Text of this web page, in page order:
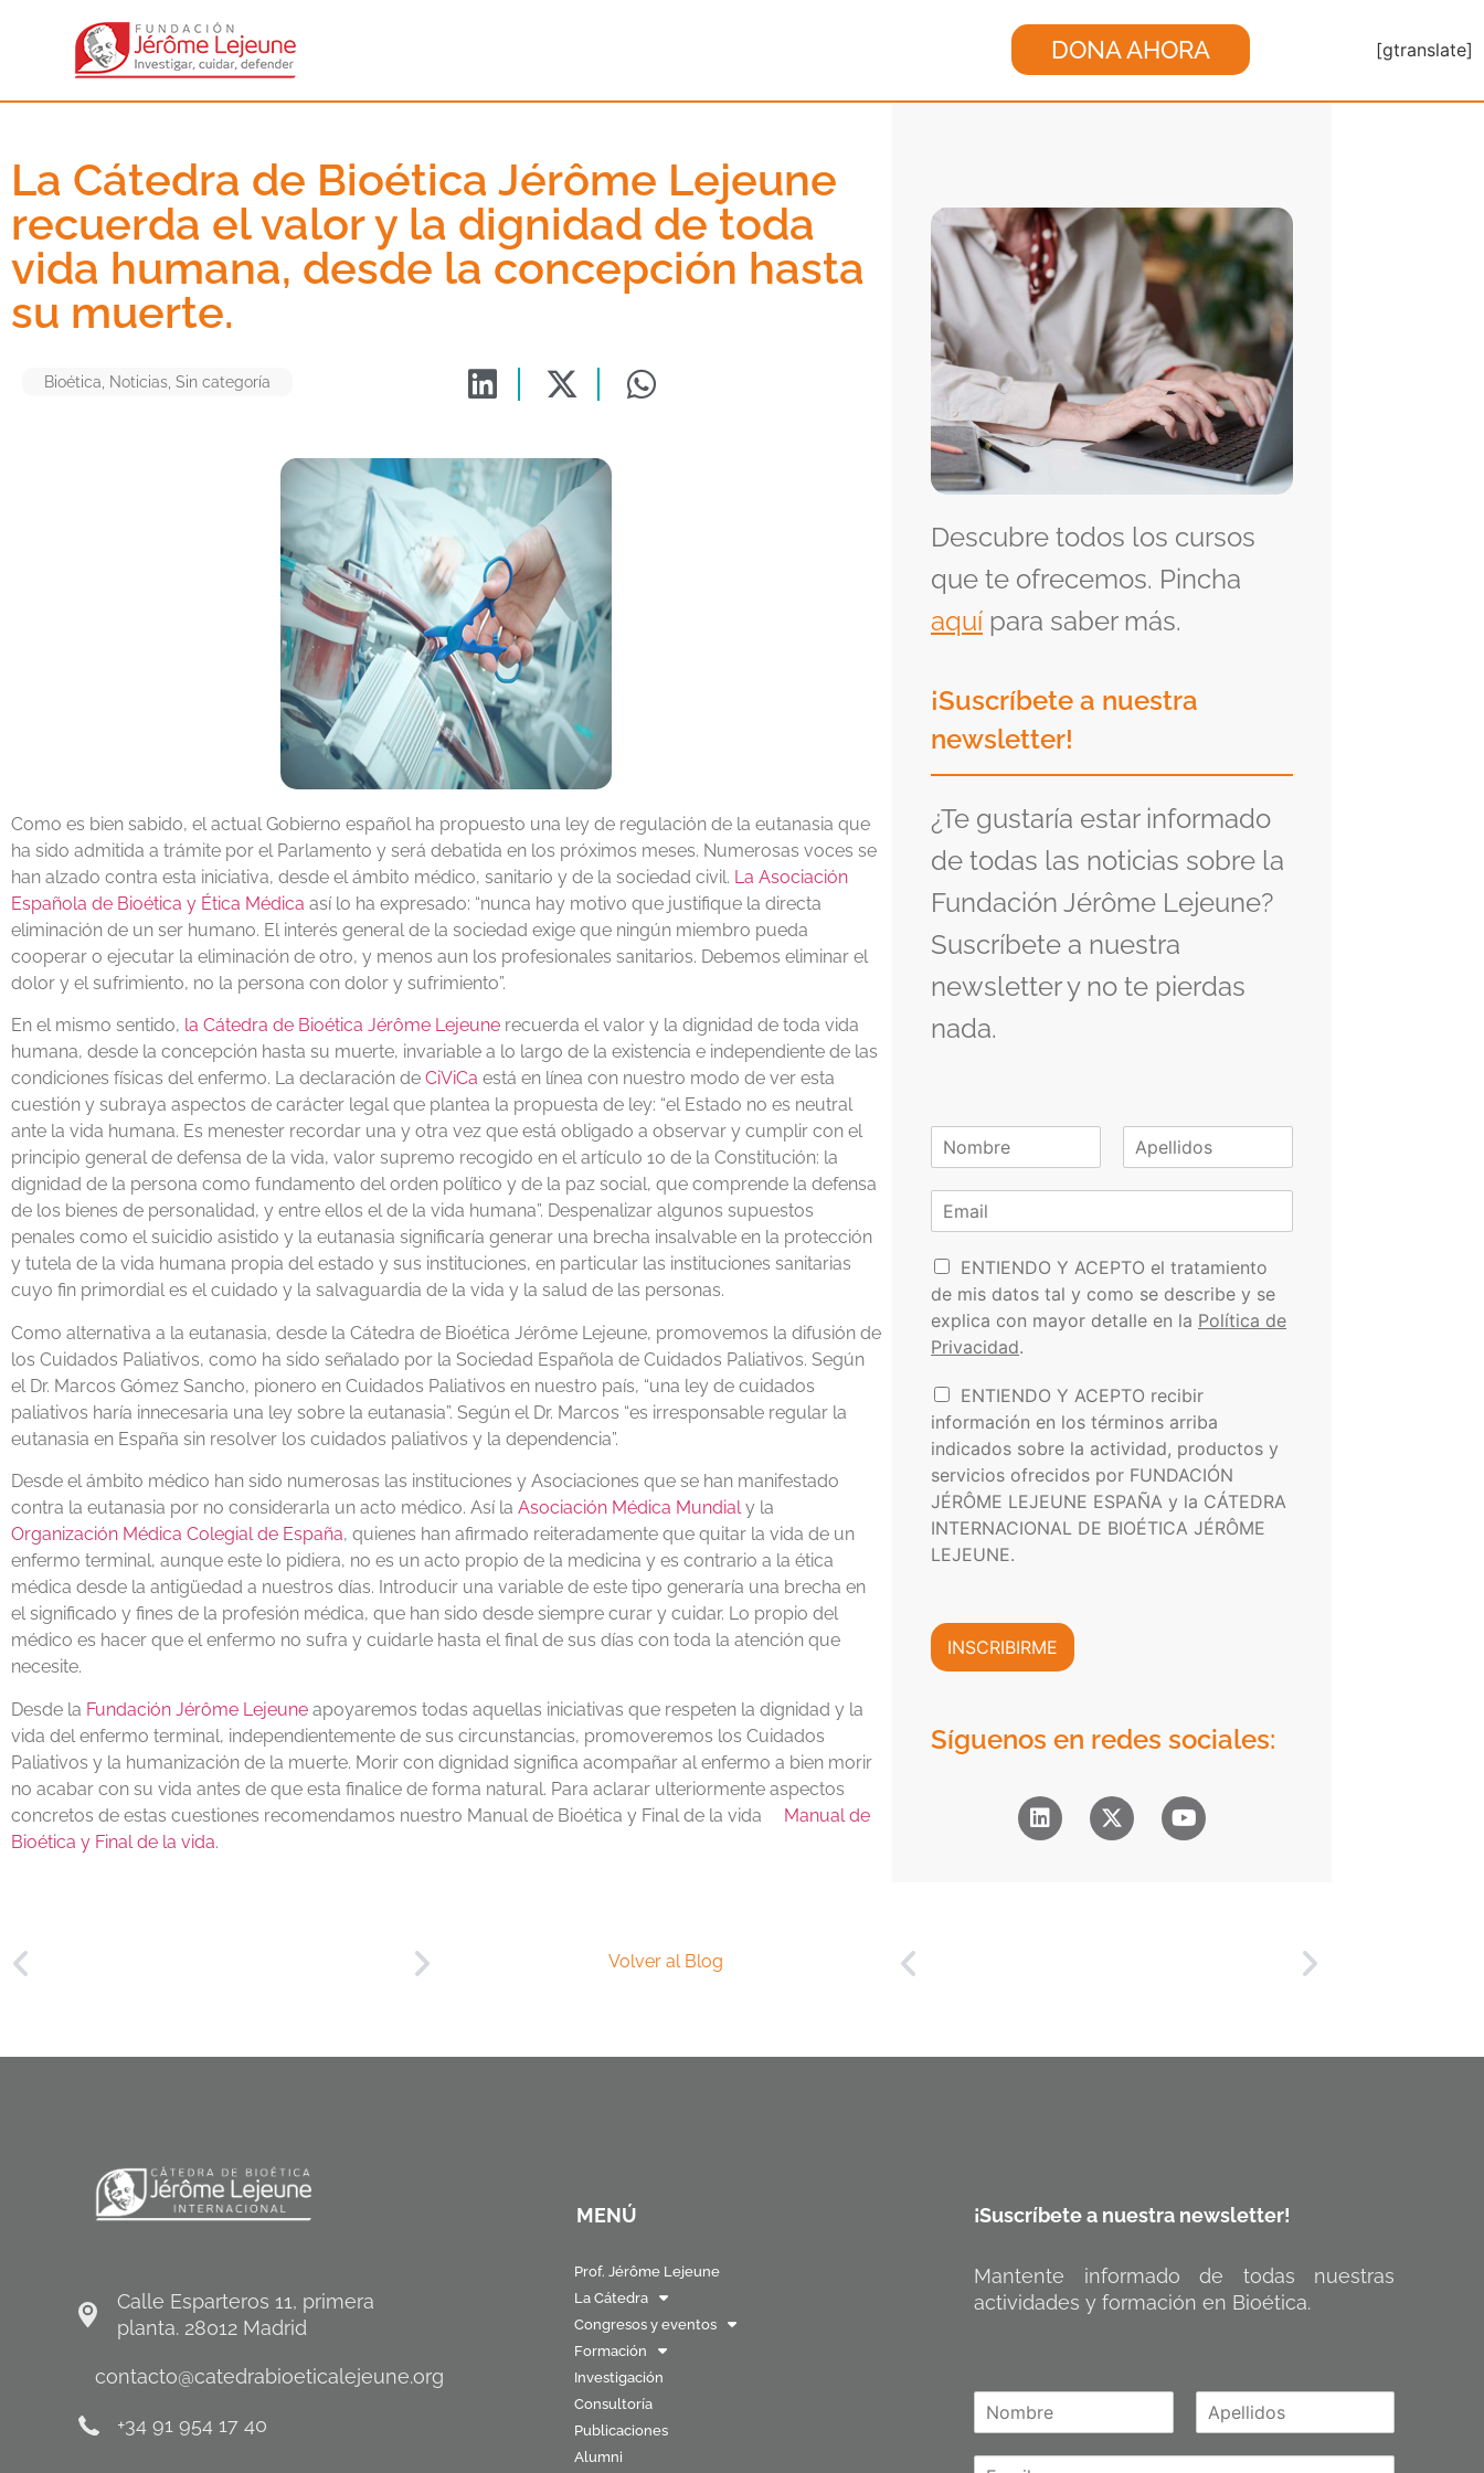
DONA AHORA [gtranslate]
La Cátedra de Bioética Jérôme Lejeune
recuerda el valor y la dignidad de toda
vida humana, desde la concepción hasta
su muerte.
Bioética Noticias Sin categoría
Como es bien sabido, el actual Gobierno español ha propuesto una ley de regulación de la eutanasia que
ha sido admitida a trámite por el Parlamento y será debatida en los próximos meses. Numerosas voces se
han alzado contra esta iniciativa, desde el ámbito médico, sanitario y de la sociedad civil. La Asociación
Española de Bioética y Ética Médica así lo ha expresado: “nunca hay motivo que justifique la directa
eliminación de un ser humano. El interés general de la sociedad exige que ningún miembro pueda
cooperar o ejecutar la eliminación de otro, y menos aun los profesionales sanitarios. Debemos eliminar el
dolor y el sufrimiento, no la persona con dolor y sufrimiento”.
En el mismo sentido, la Cátedra de Bioética Jérôme Lejeune recuerda el valor y la dignidad de toda vida
humana, desde la concepción hasta su muerte, invariable a lo largo de la existencia e independiente de las
condiciones físicas del enfermo. La declaración de CiViCa está en línea con nuestro modo de ver esta
cuestión y subraya aspectos de carácter legal que plantea la propuesta de ley: “el Estado no es neutral
ante la vida humana. Es menester recordar una y otra vez que está obligado a observar y cumplir con el
principio general de defensa de la vida, valor supremo recogido en el artículo 10 de la Constitución: la
dignidad de la persona como fundamento del orden político y de la paz social, que comprende la defensa
de los bienes de personalidad, y entre ellos el de la vida humana”. Despenalizar algunos supuestos
penales como el suicidio asistido y la eutanasia significaría generar una brecha insalvable en la protección
y tutela de la vida humana propia del estado y sus instituciones, en particular las instituciones sanitarias
cuyo fin primordial es el cuidado y la salvaguardia de la vida y la salud de las personas.
Como alternativa a la eutanasia, desde la Cátedra de Bioética Jérôme Lejeune, promovemos la difusión de
los Cuidados Paliativos, como ha sido señalado por la Sociedad Española de Cuidados Paliativos. Según
el Dr. Marcos Gómez Sancho, pionero en Cuidados Paliativos en nuestro país, “una ley de cuidados
paliativos haría innecesaria una ley sobre la eutanasia”. Según el Dr. Marcos “es irresponsable regular la
eutanasia en España sin resolver los cuidados paliativos y la dependencia”.
Desde el ámbito médico han sido numerosas las instituciones y Asociaciones que se han manifestado
contra la eutanasia por no considerarla un acto médico. Así la Asociación Médica Mundialy la
Organización Médica Colegial de España, quienes han afirmado reiteradamente que quitar la vida de un
enfermo terminal, aunque este lo pidiera, no es un acto propio de la medicina y es contrario a la ética
médica desde la antigüedad a nuestros días. Introducir una variable de este tipo generaría una brecha en
el significado y fines de la profesión médica, que han sido desde siempre curar y cuidar. Lo propio del
médico es hacer que el enfermo no sufra y cuidarle hasta el final de sus días con toda la atención que
necesite.
Desde la Fundación Jérôme Lejeune apoyaremos todas aquellas iniciativas que respeten la dignidad y la
vida del enfermo terminal, independientemente de sus circunstancias, promoveremos los Cuidados
Paliativos y la humanización de la muerte. Morir con dignidad significa acompañar al enfermo a bien morir
no acabar con su vida antes de que esta finalice de forma natural. Para aclarar ulteriormente aspectos
concretos de estas cuestiones recomendamos nuestro Manual de Bioética y Final de la vida Manual de
Bioética y Final de la vida.
Descubre todos los cursos
que te ofrecemos. Pincha
aquí para saber más.
¡Suscríbete a nuestra
newsletter!
¿Te gustaría estar informado
de todas las noticias sobre la
Fundación Jérôme Lejeune?
Suscríbete a nuestra
newsletter y no te pierdas
nada.
*
o
b
e
p
l
i
o
s
r
e
e
l
c
t
r
n
i
c
o
P
o
l
í
t
c
a
d
e
P
r
i
v
d
a
ENTIENDO Y ACEPTO el tratamiento
de mis datos tal y como se describe y se
explica con mayor detalle en la Política de
Privacidad.
I
n
f
o
r
m
a
c
i
C
o
m
c
ENTIENDO Y ACEPTO recibir
información en los términos arriba
indicados sobre la actividad, productos y
servicios ofrecidos por FUNDACIÓN
JÉRÔME LEJEUNE ESPAÑA y la CÁTEDRA
INTERNACIONAL DE BIOÉTICA JÉRÔME
LEJEUNE.
INSCRIBIRME
Síguenos en redes sociales:
Volver al Blog
Calle Esparteros 11, primera
planta. 28012 Madrid
contacto@catedrabioeticalejeune.org
+34 91 954 17 40
MENÚ
Prof. Jérôme Lejeune
La Cátedra
Congresos y eventos
Formación
Investigación
Consultoría
Publicaciones
Alumni
¡Suscríbete a nuestra newsletter!
Mantente informado de todas nuestras
actividades y formación en Bioética.
o
p